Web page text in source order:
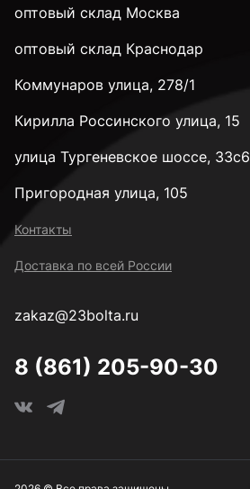
оптовый склад Москва
оптовый склад Краснодар
Коммунаров улица, 278/1
Кирилла Россинского улица, 15
улица Тургеневское шоссе, 33с6
Пригородная улица, 105
Контакты
Доставка по всей России
zakaz@23bolta.ru
8 (861) 205-90-30